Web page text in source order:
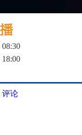
08:30
18:00
评论